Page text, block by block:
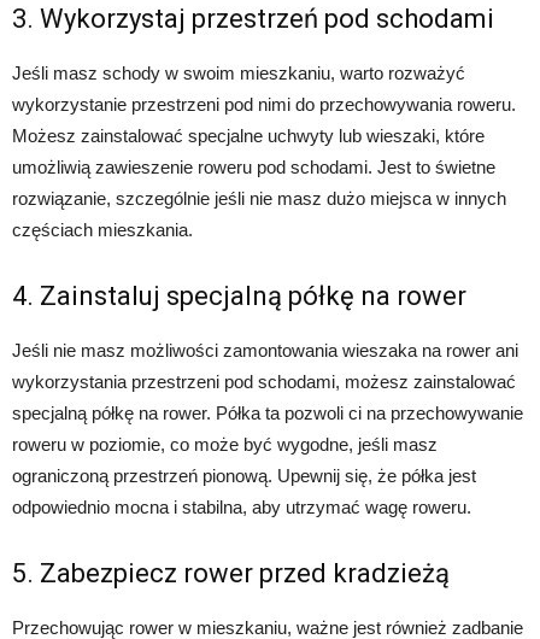
3. Wykorzystaj przestrzeń pod schodami
Jeśli masz schody w swoim mieszkaniu, warto rozważyć
wykorzystanie przestrzeni pod nimi do przechowywania roweru.
Możesz zainstalować specjalne uchwyty lub wieszaki, które
umożliwią zawieszenie roweru pod schodami. Jest to świetne
rozwiązanie, szczególnie jeśli nie masz dużo miejsca w innych
częściach mieszkania.
4. Zainstaluj specjalną półkę na rower
Jeśli nie masz możliwości zamontowania wieszaka na rower ani
wykorzystania przestrzeni pod schodami, możesz zainstalować
specjalną półkę na rower. Półka ta pozwoli ci na przechowywanie
roweru w poziomie, co może być wygodne, jeśli masz
ograniczoną przestrzeń pionową. Upewnij się, że półka jest
odpowiednio mocna i stabilna, aby utrzymać wagę roweru.
5. Zabezpiecz rower przed kradzieżą
Przechowując rower w mieszkaniu, ważne jest również zadbanie